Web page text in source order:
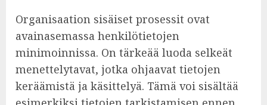
Organisaation sisäiset prosessit ovat
avainasemassa henkilötietojen
minimoinnissa. On tärkeää luoda selkeät
menettelytavat, jotka ohjaavat tietojen
keräämistä ja käsittelyä. Tämä voi sisältää